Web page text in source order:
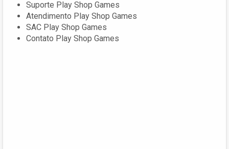
Suporte Play Shop Games
Atendimento Play Shop Games
SAC Play Shop Games
Contato Play Shop Games